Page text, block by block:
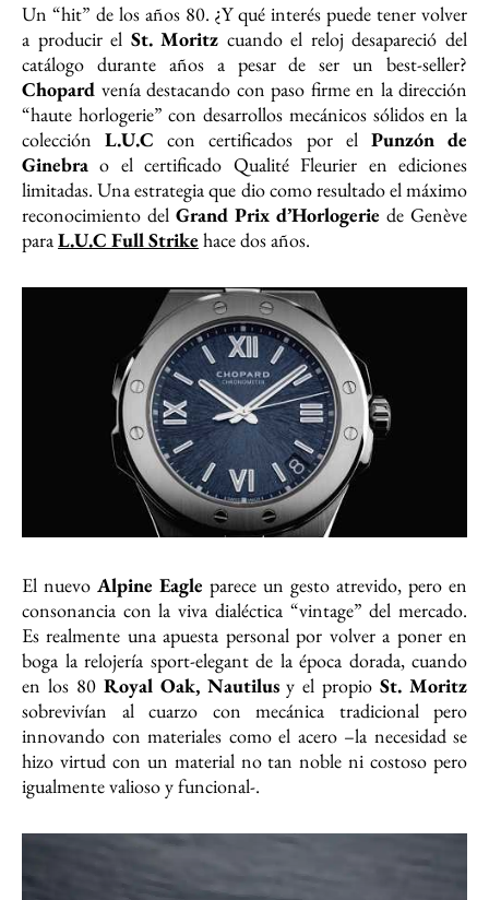
Un “hit” de los años 80. ¿Y qué interés puede tener volver
a producir el St. Moritz cuando el reloj desapareció del
catálogo durante años a pesar de ser un best-seller?
Chopard venía destacando con paso firme en la dirección
“haute horlogerie” con desarrollos mecánicos sólidos en la
colecciónL.U.C con certificados por el Punzón de
Ginebra o el certificado Qualité Fleurier en ediciones
limitadas. Una estrategia que dio como resultado el máximo
reconocimiento del Grand Prix d’Horlogerie de Genève
paraL.U.C Full Strike hace dos años.
El nuevo Alpine Eagle parece un gesto atrevido, pero en
consonancia con la viva dialéctica “vintage” del mercado.
Es realmente una apuesta personal por volver a poner en
boga la relojería sport-elegant de la época dorada, cuando
en los 80 Royal Oak, Nautilusy el propioSt. Moritz
sobrevivían al cuarzo con mecánica tradicional pero
innovando con materiales como el acero –la necesidad se
hizo virtud con un material no tan noble ni costoso pero
igualmente valioso y funcional-.